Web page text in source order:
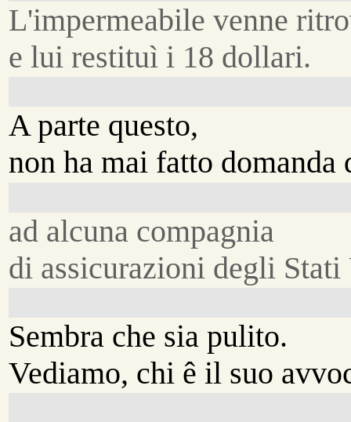
L'impermeabile venne
e lui restituì i 18 dollari.
A parte questo,
non ha mai fatto domanda
ad alcuna compagnia
di assicurazioni degli
Sembra che sia pulito.
Vediamo, chi ê il suo